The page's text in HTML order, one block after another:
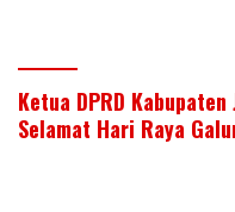
Ketua DPRD
Selamat Hari Raya